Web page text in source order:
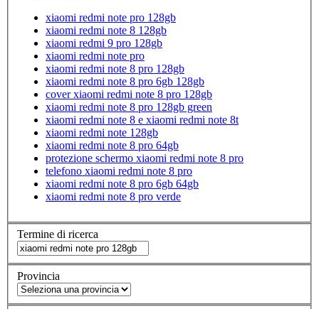
xiaomi redmi note pro 128gb
xiaomi redmi note 8 128gb
xiaomi redmi 9 pro 128gb
xiaomi redmi note pro
xiaomi redmi note 8 pro 128gb
xiaomi redmi note 8 pro 6gb 128gb
cover xiaomi redmi note 8 pro 128gb
xiaomi redmi note 8 pro 128gb green
xiaomi redmi note 8 e xiaomi redmi note 8t
xiaomi redmi note 128gb
xiaomi redmi note 8 pro 64gb
protezione schermo xiaomi redmi note 8 pro
telefono xiaomi redmi note 8 pro
xiaomi redmi note 8 pro 6gb 64gb
xiaomi redmi note 8 pro verde
Termine di ricerca
Provincia